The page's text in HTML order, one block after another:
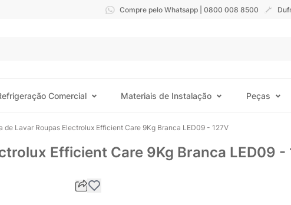
Compre pelo Whatsapp | 0800 008 8500
Comercial Materiais de Instalação Peças
de Lavar Roupas Electrolux Efficient Care 9Kg Branca LED09 - 127V
Efficient Care 9Kg Branca LED09 -